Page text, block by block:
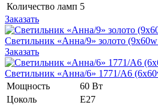
Количество ламп 5
Заказать
Светильник «Анна/9» золото
Заказать
Светильник «Анна/6» 1771/A6
Мощность
60 Вт
Цоколь
Е27